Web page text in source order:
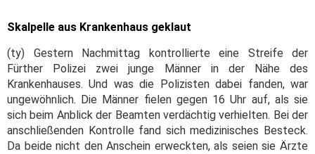
Skalpelle aus Krankenhaus geklaut
(ty) Gestern Nachmittag kontrollierte eine Streife der
Fürther Polizei zwei junge Männer in der Nähe des
Krankenhauses. Und was die Polizisten dabei fanden, war
ungewöhnlich. Die Männer fielen gegen 16 Uhr auf, als sie
sich beim Anblick der Beamten verdächtig verhielten. Bei der
anschließenden Kontrolle fand sich medizinisches Besteck.
Da beide nicht den Anschein erweckten, als seien sie Ärzte